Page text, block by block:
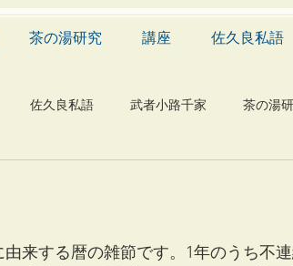
茶の湯研究 講座 佐久良私語
佐久良私語 武者小路千家 茶の湯
学 音楽 メディア blog 芸能
来する暦の雑節です。1年のうち不